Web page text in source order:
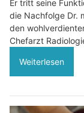
Er tritt seine
die Nachfolge Dr.
den
Chefarzt
Weiterlesen